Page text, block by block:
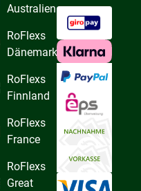
Australien
RoFlexs
Dänemark
RoFlexs
Finnland
RoFlexs
France
RoFlexs
Great